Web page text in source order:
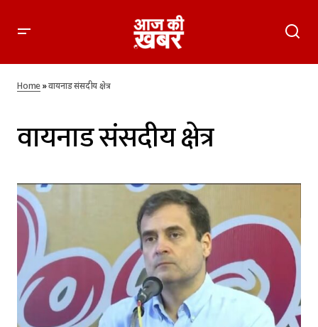
Home»वायनाड संसदीय क्षेत्र
वायनाड संसदीय क्षेत्र